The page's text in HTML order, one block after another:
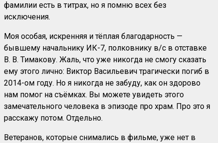
фамилии есть в титрах, но я помню всех без
исключения.
Моя особая, искренняя и тёплая благодарность —
бывшему начальнику ИК-7, полковнику в/с в отставке
В. В. Тимакову. Жаль, что уже никогда не смогу сказать
ему этого лично: Виктор Васильевич трагически погиб в
2014-ом году. Но я никогда не забуду, как он здорово
нам помог на съёмках. Вы можете увидеть этого
замечательного человека в эпизоде про храм. Про это я
расскажу потом. Отдельно.
Ветеранов, которые снимались в фильме, уже нет в